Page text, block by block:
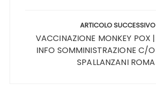
ARTICOLO SUCCESSIVO
VACCINAZIONE MONKEY POX |
INFO SOMMINISTRAZIONE C/O
SPALLANZANI ROMA